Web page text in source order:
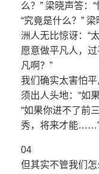
么？” 梁晓声答：
“究竟是什么？”
洲人无比惊讶：“
愿意做平凡人，
凡啊？”
我们确实太害怕
须出人头地：“如
“如果你进不了前
秀，将来才能
04
但其实不管我们